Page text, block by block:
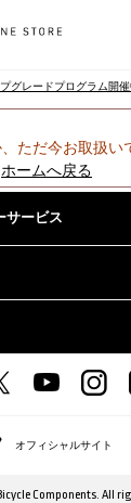
プグレードプログラム開催
ただ今お取扱い
ホームへ戻る
サービス
オフィシャルサイト
Components. All